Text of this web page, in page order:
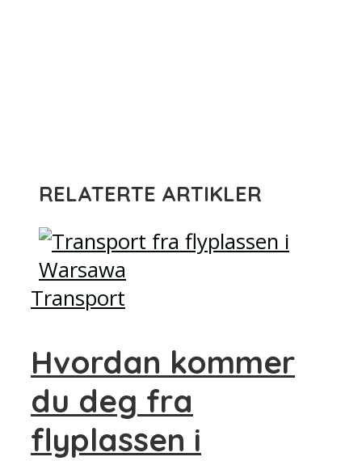
RELATERTE ARTIKLER
Transport
Hvordan kommer
du deg fra
flyplassen i